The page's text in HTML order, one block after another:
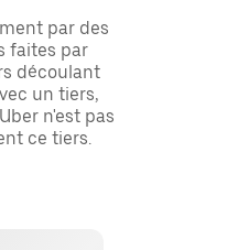
par des
faites par
découlant
un tiers,
n'est pas
ce tiers.